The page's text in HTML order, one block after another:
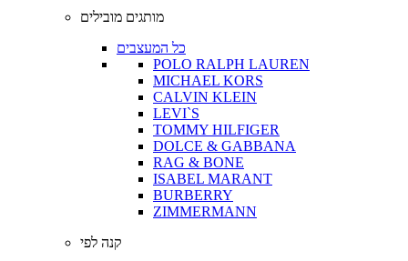
מותגים מובילים
כל המעצבים
POLO RALPH LAUREN
MICHAEL KORS
CALVIN KLEIN
LEVI`S
TOMMY HILFIGER
DOLCE & GABBANA
RAG & BONE
ISABEL MARANT
BURBERRY
ZIMMERMANN
קנה לפי